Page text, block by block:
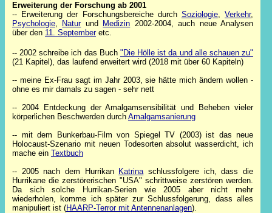
Erweiterung der Forschung ab 2001
-- Erweiterung der Forschungsbereiche durch Soziologie,Verkehr,
Psychologie, Naturund Medizin 2002-2004, auch neue Analysen
über den 11. Septemberetc.
-- 2002 schreibe ich das Buch "Die Hölle ist da und alle schauen zu"
(21 Kapitel), das laufend erweitert wird (2018 mit über 60 Kapiteln)
-- meine Ex-Frau sagt im Jahr 2003, sie hätte mich ändern wollen -
ohne es mir damals zu sagen - sehr nett
-- 2004 Entdeckung der Amalgamsensibilität und Beheben vieler
körperlichen Beschwerden durch Amalgamsanierung
-- mit dem Bunkerbau-Film von Spiegel TV (2003) ist das neue
Holocaust-Szenario mit neuen Todesorten absolut wasserdicht, ich
mache ein Textbuch
-- 2005 nach dem Hurrikan Katrinaschlussfolgere ich, dass die
Hurrikane die zerstörerischen "USA" schrittweise zerstören werden.
Da sich solche Hurrikan-Serien wie 2005 aber nicht mehr
wiederholen, komme ich später zur Schlussfolgerung, dass alles
manipuliert ist (HAARP-Terror mit Antennenanlagen).